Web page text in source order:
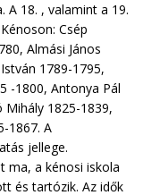
A 18. , valamint a 19.
Csép
Almási János
1789-1795,
-1800, Antonya Pál
Mihály 1825-1839,
1867. A
jellege.
ma, a kénosi iskola
és tartózik. Az idők